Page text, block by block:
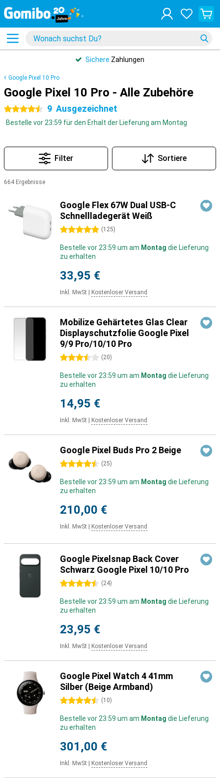
Sichere Zahlungen
Google Pixel 10 Pro
Google Pixel 10 Pro - Alle Zubehöre
4.5 Sterne 9 Ausgezeichnet
Bestelle vor 23:59 für den Erhalt der Lieferung am Montag
Filter Sortiere
664 Ergebnisse
Google Flex 67W Dual USB-C
Schnellladegerät Weiß
5 Sterne (125)
Bestelle vor 23:59 um am Montag die Lieferung
zu erhalten
33,95 €
Inkl. MwSt Kostenloser Versand
Mobilize Gehärtetes Glas Clear
Displayschutzfolie Google Pixel
9/9 Pro/10/10 Pro
3.5 Sterne (20)
Bestelle vor 23:59 um am Montag die Lieferung
zu erhalten
14,95 €
Inkl. MwSt Kostenloser Versand
Google Pixel Buds Pro 2 Beige
4.5 Sterne (25)
Bestelle vor 23:59 um am Montag die Lieferung
zu erhalten
210,00 €
Inkl. MwSt Kostenloser Versand
Google Pixelsnap Back Cover
Schwarz Google Pixel 10/10 Pro
4.5 Sterne (24)
Bestelle vor 23:59 um am Montag die Lieferung
zu erhalten
23,95 €
Inkl. MwSt Kostenloser Versand
Google Pixel Watch 4 41mm
Silber (Beige Armband)
4.5 Sterne (10)
Bestelle vor 23:59 um am Montag die Lieferung
zu erhalten
301,00 €
Inkl. MwSt Kostenloser Versand